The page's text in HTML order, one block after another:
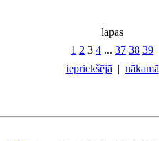
lapas
1 2 3 4 ... 37 38 39
iepriekšējā | nākamā